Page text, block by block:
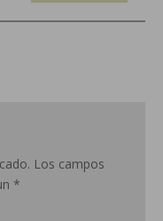
Los campos
*